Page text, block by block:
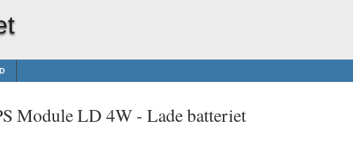
Module LD 4W - Lade batteriet